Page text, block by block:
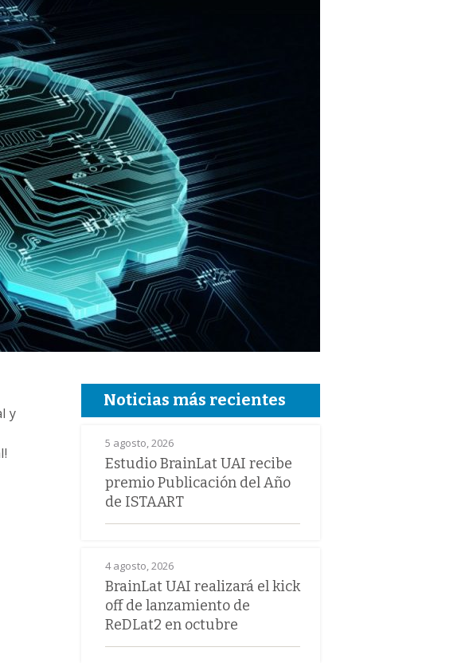
y
Noticias más recientes
5 agosto, 2026
Estudio BrainLat UAI recibe
premio Publicación del Año
de ISTAART
4 agosto, 2026
BrainLat UAI realizará el kick
off de lanzamiento de
ReDLat2 en octubre